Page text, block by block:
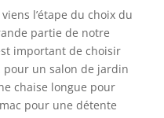
l’étape du choix du
partie de notre
important de choisir
pour un salon de jardin
chaise longue pour
pour une détente